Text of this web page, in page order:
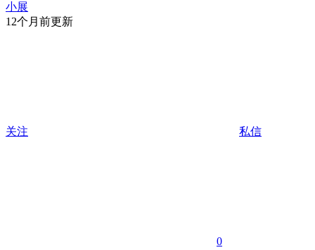
小展
12个月前更新
关注 私信
0